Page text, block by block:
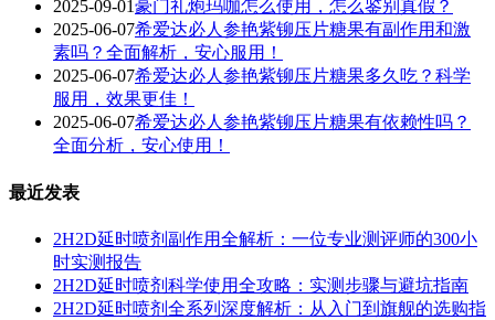
2025-09-01 豪门礼炮玛咖怎么使用，怎么鉴别真假？
2025-06-07希爱达必人参艳紫铆压片糖果有副作用和激
素吗？全面解析，安心服用！
2025-06-07希爱达必人参艳紫铆压片糖果多久吃？科学
服用，效果更佳！
2025-06-07希爱达必人参艳紫铆压片糖果有依赖性吗？
全面分析，安心使用！
最近发表
2H2D延时喷剂副作用全解析：一位专业测评师的300小
时实测报告
2H2D延时喷剂科学使用全攻略：实测步骤与避坑指南
2H2D延时喷剂全系列深度解析：从入门到旗舰的选购指